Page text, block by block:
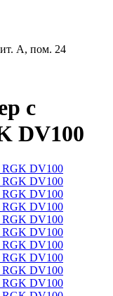
А, пом. 24
с
DV100